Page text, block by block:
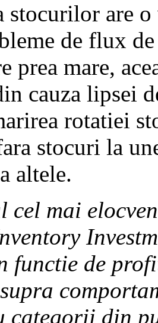
stocurilor are
de flux
prea mare,
cauza lipsei
rotatiei
stocuri la
altele.
cel mai
functie de
categorii din